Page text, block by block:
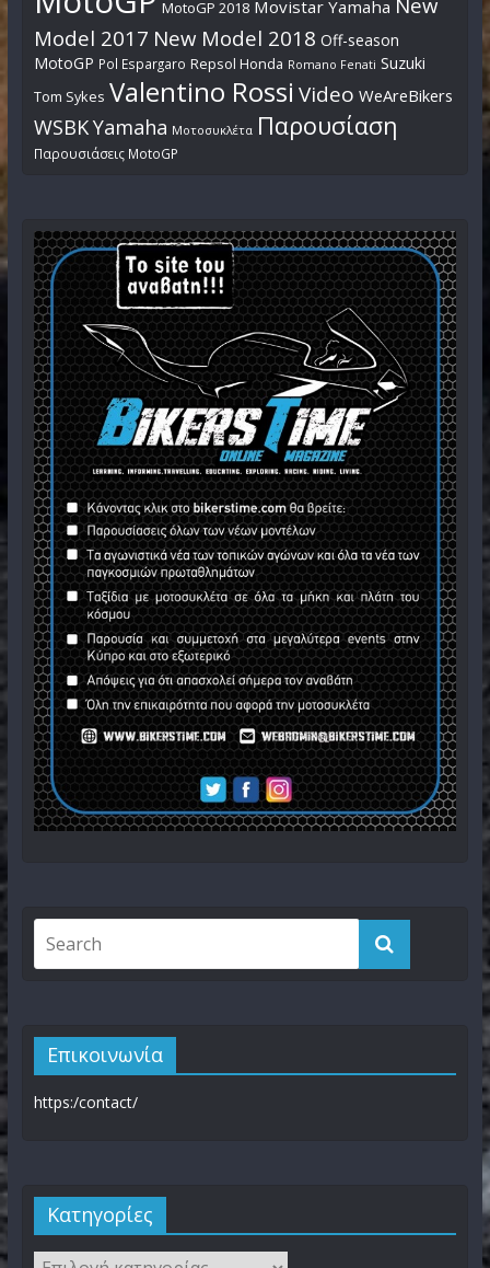
MotoGP 2018 Movistar Yamaha
Model 2017 New Model 2018 Off-season
MotoGP Pol Espargaro Repsol Honda Romano Fenati Suzuki
Tom Sykes Valentino Rossi Video WeAreBikers
WSBKYamaha Μοτοσυκλέτα Παρουσίαση
Παρουσιάσεις MotoGP
Επικοινωνία
https:/contact/
Kατηγορίες